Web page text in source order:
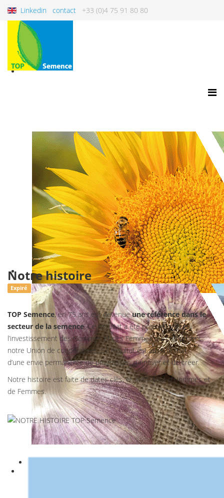
Linkedin contact +33 (0)4 75 91 80 80
Notre histoire
Expiré
TOP Semence, en 75 ans est devenueune référence dans le
secteur de la semence. Ce résultat a été possible grâce à
l’investissement des Hommes et des Femmes qui composent
notre Union de coopératives. Ce résultat est aussi le fruit
d’une envie permanente de progresser, d’innover et de créer.
Notre histoire est faite de dates clés, et avant tout d'Hommes et
de Femmes.